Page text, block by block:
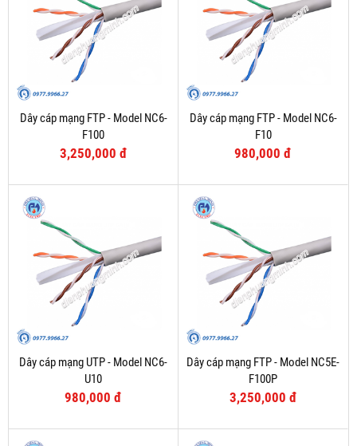
Dây cáp mạng FTP - Model NC6-
F100
3,250,000 đ
Dây cáp mạng FTP - Model NC6-
F10
980,000 đ
Dây cáp mạng UTP - Model NC6-
U10
980,000 đ
Dây cáp mạng FTP - Model NC5E-
F100P
3,250,000 đ